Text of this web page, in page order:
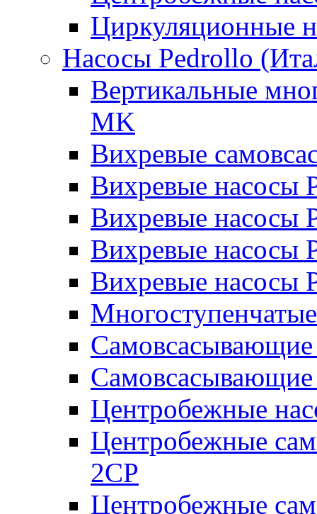
Циркуляционные
Насосы Pedrollo
Вертикальные
MK
Вихревые
Вихревые насосы
Вихревые насосы
Вихревые насосы
Вихревые насосы
Самовсасывающие
Центробежные
Центробежные
2CP
Центробежные